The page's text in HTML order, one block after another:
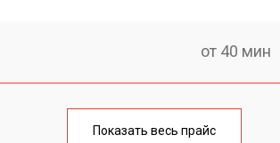
от 40 мин
от 170 мин
Показать весь прайс